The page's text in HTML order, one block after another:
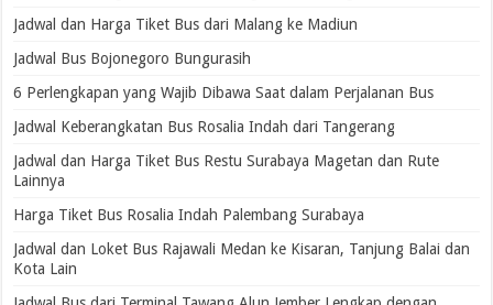
Jadwal dan Harga Tiket Bus dari Malang ke Madiun
Jadwal Bus Bojonegoro Bungurasih
6 Perlengkapan yang Wajib Dibawa Saat dalam Perjalanan Bus
Jadwal Keberangkatan Bus Rosalia Indah dari Tangerang
Jadwal dan Harga Tiket Bus Restu Surabaya Magetan dan Rute
Lainnya
Harga Tiket Bus Rosalia Indah Palembang Surabaya
Jadwal dan Loket Bus Rajawali Medan ke Kisaran, Tanjung Balai dan
Kota Lain